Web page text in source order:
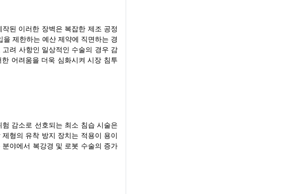
된 이러한 장벽은 복잡한 제조 공정
제한하는 예산 제약에 직면하는 경
려 사항인 일상적인 수술의 경우 감
어려움을 더욱 심화시켜 시장 침투
감소로 선호되는 최소 침습 시술은
형의 유착 방지 장치는 적용이 용이
야에서 복강경 및 로봇 수술의 증가